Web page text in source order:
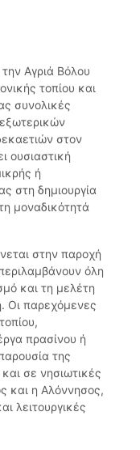
Αγριά Βόλου
τοπίου και
συνολικές
στον
ουσιαστική
ή
στη δημιουργία
μοναδικότητά
στην παροχή
όλη
και τη μελέτη
Οι παρεχόμενες
πρασίνου ή
της
σε νησιωτικές
και η Αλόννησος,
λειτουργικές